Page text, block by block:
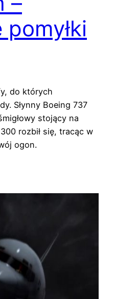
do których
Słynny Boeing 737
stojący na
rozbił się, tracąc w
ogon.